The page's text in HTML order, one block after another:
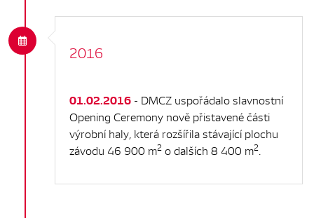
2016
01.02.2016 - DMCZ uspořádalo slavnostní
Opening Ceremony nově přistavené části
výrobní haly, která rozšířila stávající plochu
závodu 46 900 m2 o dalších 8 400 m2